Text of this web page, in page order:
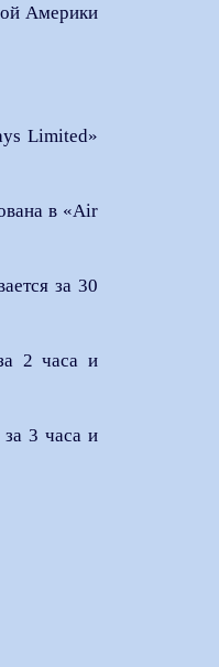
Америки
Limited»
в «Air
за 30
2 часа и
3 часа и